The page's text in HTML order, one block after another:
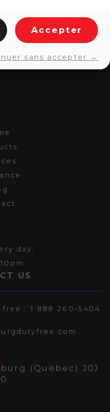
day:
US
free : 1 888 260-5404
(Québec) J0J
Accepter
sans accepter →